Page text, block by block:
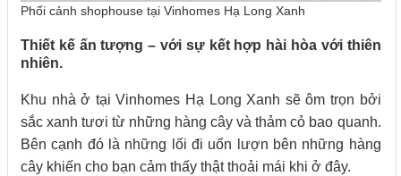
Phối cảnh shophouse tại Vinhomes Hạ Long Xanh
Thiết kế ấn tượng – với sự kết hợp hài hòa với thiên
nhiên.
Khu nhà ở tại Vinhomes Hạ Long Xanh sẽ ôm trọn bởi
sắc xanh tươi từ những hàng cây và thảm cỏ bao quanh.
Bên cạnh đó là những lối đi uốn lượn bên những hàng
cây khiến cho bạn cảm thấy thật thoải mái khi ở đây.